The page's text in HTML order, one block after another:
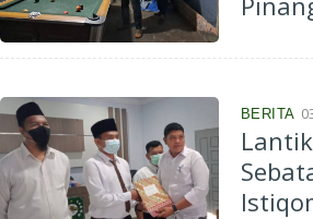
BERITA